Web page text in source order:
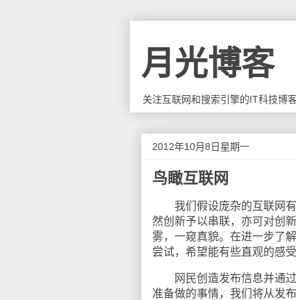
月光博客
关注互联网和搜索引擎的IT科技博
2012年10月8日星期一
鸟瞰互联网
我们假设庞杂的互联网有
然创新予以串联，亦可对创
雾，一窥真貌。在进一步了
尝试，希望能有些直观的感受
网民创造发布信息并通过
准备做的事情，我们将从发